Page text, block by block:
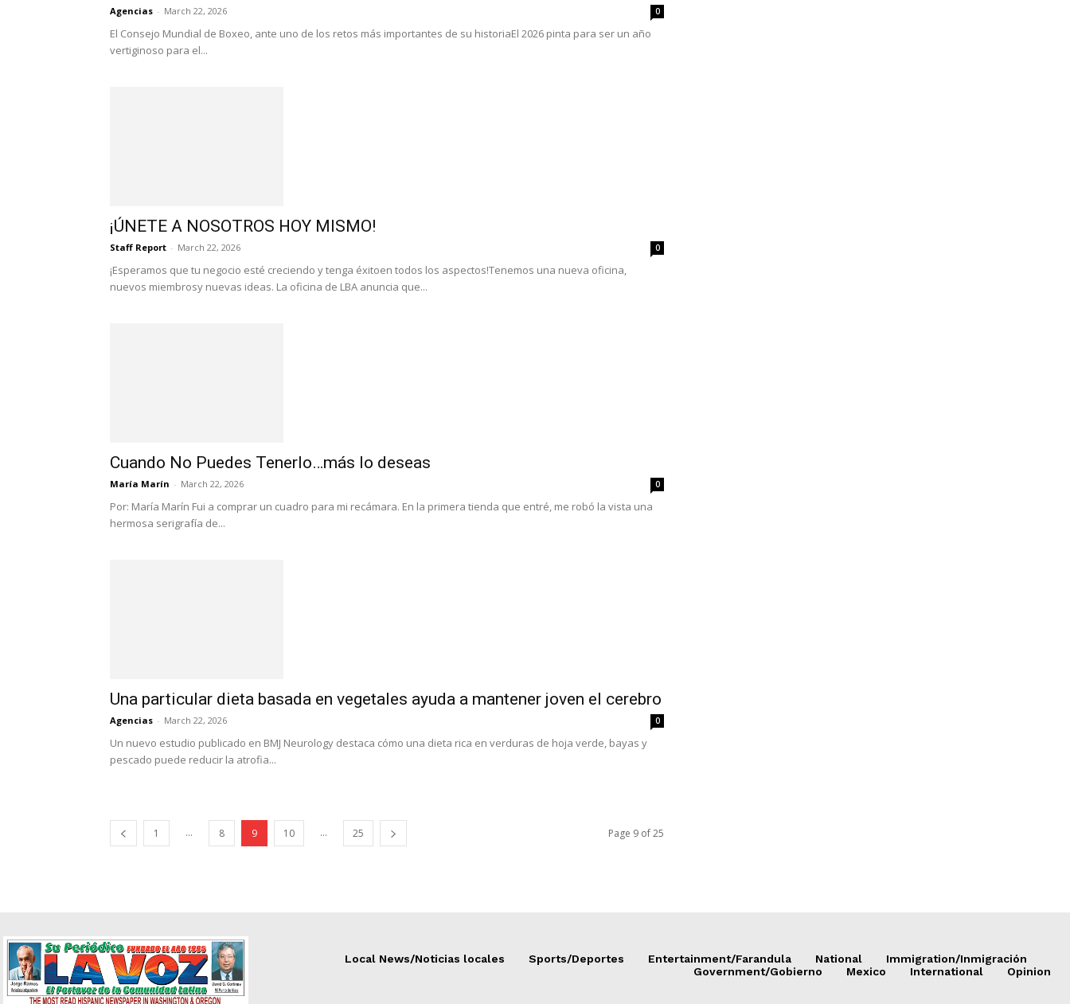
Agencias - March 22, 2026 0
El Consejo Mundial de Boxeo, ante uno de los retos más importantes de su historiaEl 2026 pinta para ser un año
vertiginoso para el...
¡ÚNETE A NOSOTROS HOY MISMO!
Staff Report - March 22, 2026 0
¡Esperamos que tu negocio esté creciendo y tenga éxitoen todos los aspectos!Tenemos una nueva oficina,
nuevos miembrosy nuevas ideas. La oficina de LBA anuncia que...
Cuando No Puedes Tenerlo…más lo deseas
María Marín - March 22, 2026 0
Por: María Marín Fui a comprar un cuadro para mi recámara. En la primera tienda que entré, me robó la vista una
hermosa serigrafía de...
Una particular dieta basada en vegetales ayuda a mantener joven el cerebro
Agencias - March 22, 2026 0
Un nuevo estudio publicado en BMJ Neurology destaca cómo una dieta rica en verduras de hoja verde, bayas y
pescado puede reducir la atrofia...
1 ... 8 9 10 ... 25 Page 9 of 25
Local News/Noticias locales Sports/Deportes Entertainment/Farandula National
Immigration/Inmigración
Government/Gobierno
Mexico International Opinion